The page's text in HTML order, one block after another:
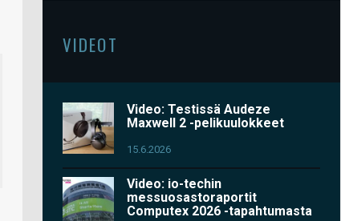
VIDEOT
Video: Testissä Audeze
Maxwell 2 -pelikuulokkeet
15.6.2026
Video: io-techin
messuosastoraportit
Computex 2026 -tapahtumasta